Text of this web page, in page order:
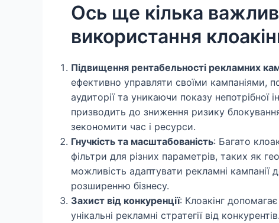
Ось ще кілька
використання
Підвищення рентабельності рекламних
ефективно управляти своїми кампаніями,
аудиторії та уникаючи показу
призводить до зниження ризику
зекономити час і ресурси.
Гнучкість та масштабованість: Багато
фільтри для різних параметрів, таких як
можливість адаптувати рекламні кампанії
розширенню бізнесу.
Захист від конкуренції: Клоакінг
унікальні рекламні стратегії від